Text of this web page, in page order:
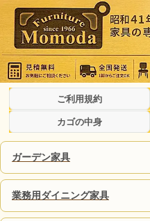
ご利用規約
カゴの中身
ガーデン家具
業務用ダイニング家具